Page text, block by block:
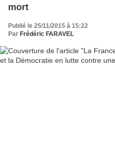
mort
Publié le 25/11/2015 à 15:22
Par Frédéric FARAVEL